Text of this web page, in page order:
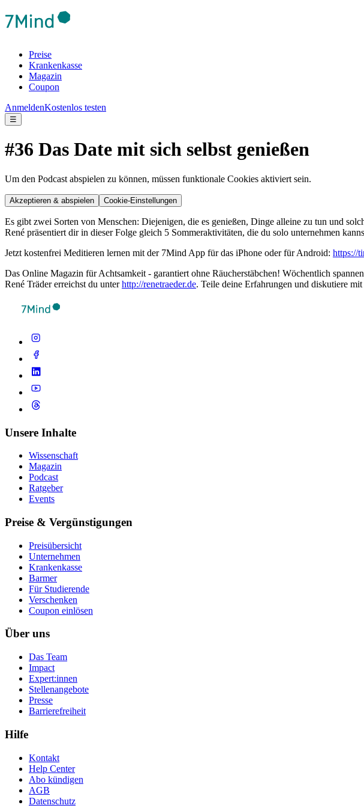
Preise
Krankenkasse
Magazin
Coupon
AnmeldenKostenlos testen
☰
#36 Das Date mit sich selbst genießen
Um den Podcast abspielen zu können, müssen funktionale Cookies aktiviert sein.
Akzeptieren & abspielen Cookie-Einstellungen
Es gibt zwei Sorten von Menschen: Diejenigen, die es genießen, Dinge alleine zu tun und
René präsentiert dir in dieser Folge gleich 5 Sommeraktivitäten, die du solo unternehmen
Jetzt kostenfrei Meditieren lernen mit der 7Mind App für das iPhone oder für Android: https://
Das Online Magazin für Achtsamkeit - garantiert ohne Räucherstäbchen! Wöchentlich
René Träder erreichst du unterhttp://renetraeder.de. Teile deine Erfahrungen und diskutiere
Unsere Inhalte
Wissenschaft
Magazin
Podcast
Ratgeber
Events
Preise & Vergünstigungen
Preisübersicht
Unternehmen
Krankenkasse
Barmer
Für Studierende
Ver­schen­ken
Coupon einlösen
Über uns
Das Team
Impact
Expert:innen
Stellenangebote
Presse
Barrierefreiheit
Hilfe
Kontakt
Help Center
Abo kündigen
AGB
Datenschutz